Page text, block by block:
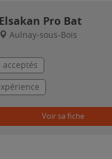
Elsakan Pro Bat
Aulnay-sous-Bois
Voir sa fiche